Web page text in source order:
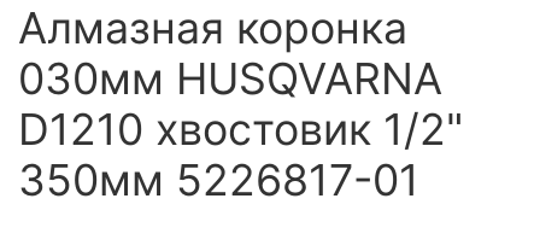
Алмазная коронка
030мм HUSQVARNA
D1210 хвостовик 1/2"
350мм 5226817-01